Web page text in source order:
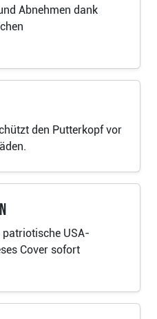
Abnehmen dank
den Putterkopf vor
patriotische USA-
Cover sofort